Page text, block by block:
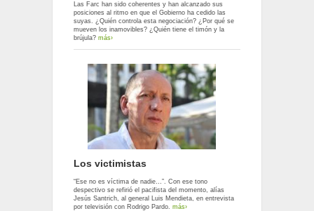
Las Farc han sido coherentes y han alcanzado sus
posiciones al ritmo en que el Gobierno ha cedido las
suyas. ¿Quién controla esta negociación? ¿Por qué se
mueven los inamovibles? ¿Quién tiene el timón y la
brújula? más›
Los victimistas
“Ese no es víctima de nadie…”. Con ese tono
despectivo se refirió el pacifista del momento, alías
Jesús Santrich, al general Luis Mendieta, en entrevista
por televisión con Rodrigo Pardo. más›